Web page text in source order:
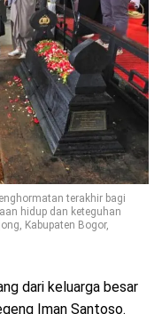
terakhir bagi
hidup dan keteguhan
Kabupaten Bogor,
dari keluarga besar
Iman Santoso.